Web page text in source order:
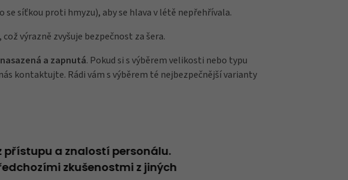
síťkou proti hmyzu), aby se hlava v létě nepřehřívala.
výrazně zvyšuje bezpečnost za šera.
a zapnutá. Pokud si s výběrem velikosti nebo typu
kontaktujte. Rádi vám s výběrem té nejbezpečnější varianty
přístupu a znalostí personálu.
zkušenostmi z jiných